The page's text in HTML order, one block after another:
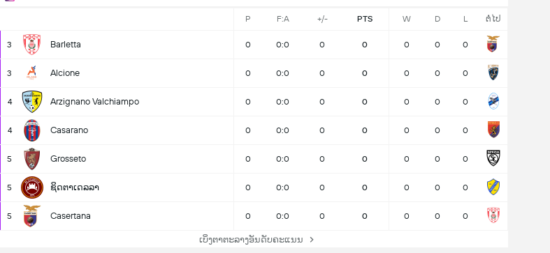
P F:A +/- PTS W D L ຕໍ່ໄປ
3 Barletta 0 0:0 0 0 0 0 0
3 Alcione 0 0:0 0 0 0 0 0
4 Arzignano Valchiampo 0 0:0 0 0 0 0 0
4 Casarano 0 0:0 0 0 0 0 0
5 Grosseto 0 0:0 0 0 0 0 0
5 ຊິດຕາເດລລາ 0 0:0 0 0 0 0 0
5 Casertana 0 0:0 0 0 0 0 0
ເບິ່ງຕາຕະລາງອັນດັບຄະແນນ